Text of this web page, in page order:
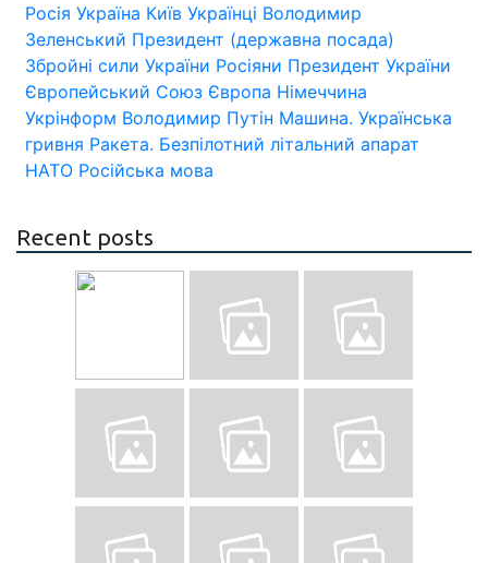
Росія Україна Київ Українці Володимир
Зеленський Президент (державна посада)
Збройні сили України Росіяни Президент України
Європейський Союз Європа Німеччина
Укрінформ Володимир Путін Машина. Українська
гривня Ракета. Безпілотний літальний апарат
НАТО Російська мова
Recent posts